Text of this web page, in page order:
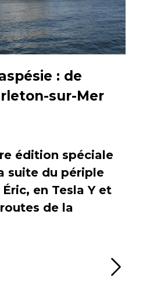
: de
sur-Mer
édition spéciale
suite du périple
en Tesla Y et
de la